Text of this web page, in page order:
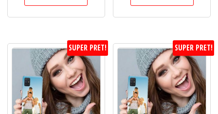
SUPER PRET! SUPER PRET!